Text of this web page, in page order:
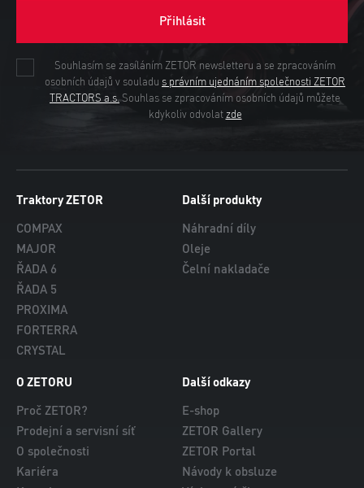
Přihlásit
Souhlasím se zasíláním ZETOR newsletteru a se zpracováním
osobních údajů v souladu s právním ujednáním společnosti ZETOR
TRACTORS a.s. Souhlas se zpracováním osobních údajů můžete
kdykoliv odvolat zde
Traktory ZETOR
COMPAX
MAJOR
ŘADA 6
ŘADA 5
PROXIMA
FORTERRA
CRYSTAL
Další produkty
Náhradní díly
Oleje
Čelní nakladače
O ZETORU
Proč ZETOR?
Prodejní a servisní síť
O společnosti
Kariéra
Další odkazy
E-shop
ZETOR Gallery
ZETOR Portal
Návody k obsluze